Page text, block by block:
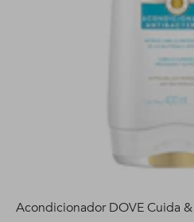
Acondicionador DOVE Cuida